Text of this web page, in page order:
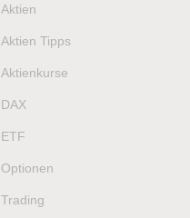
Aktien
Aktien Tipps
Aktienkurse
DAX
ETF
Optionen
Trading